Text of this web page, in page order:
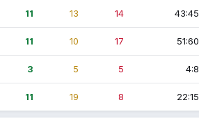
11 13 14 43:45
11 10 17 51:60
3 5 5 4:8
11 19 8 22:15